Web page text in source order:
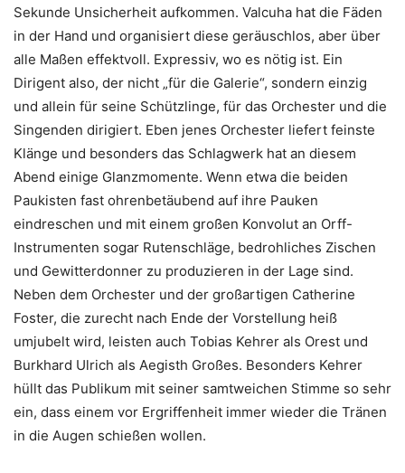
Sekunde Unsicherheit aufkommen. Valcuha hat die Fäden
in der Hand und organisiert diese geräuschlos, aber über
alle Maßen effektvoll. Expressiv, wo es nötig ist. Ein
Dirigent also, der nicht „für die Galerie“, sondern einzig
und allein für seine Schützlinge, für das Orchester und die
Singenden dirigiert. Eben jenes Orchester liefert feinste
Klänge und besonders das Schlagwerk hat an diesem
Abend einige Glanzmomente. Wenn etwa die beiden
Paukisten fast ohrenbetäubend auf ihre Pauken
eindreschen und mit einem großen Konvolut an Orff-
Instrumenten sogar Rutenschläge, bedrohliches Zischen
und Gewitterdonner zu produzieren in der Lage sind.
Neben dem Orchester und der großartigen Catherine
Foster, die zurecht nach Ende der Vorstellung heiß
umjubelt wird, leisten auch Tobias Kehrer als Orest und
Burkhard Ulrich als Aegisth Großes. Besonders Kehrer
hüllt das Publikum mit seiner samtweichen Stimme so sehr
ein, dass einem vor Ergriffenheit immer wieder die Tränen
in die Augen schießen wollen.